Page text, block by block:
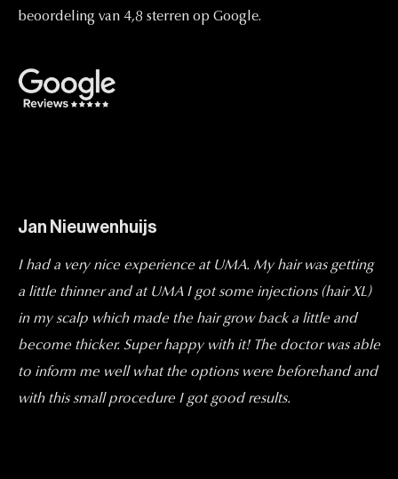
beoordeling van 4,8 sterren op Google.
Jan Nieuwenhuijs
I had a very nice experience at UMA. My hair was getting
a little thinner and at UMA I got some injections (hair XL)
in my scalp which made the hair grow back a little and
become thicker. Super happy with it! The doctor was able
to inform me well what the options were beforehand and
with this small procedure I got good results.